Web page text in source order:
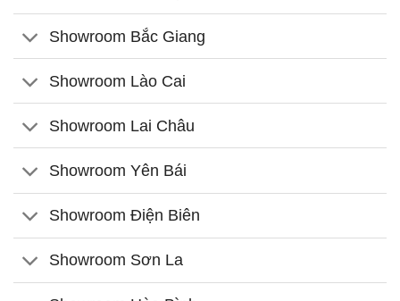
Showroom Bắc Giang
Showroom Lào Cai
Showroom Lai Châu
Showroom Yên Bái
Showroom Điện Biên
Showroom Sơn La